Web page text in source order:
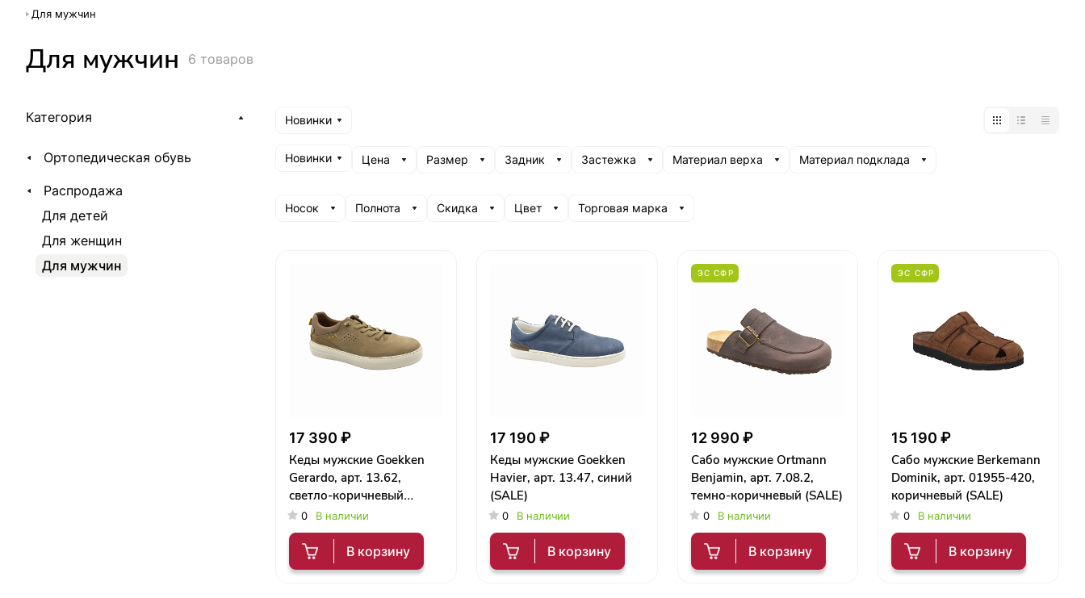
Для мужчин
Для мужчин 6 товаров
Новинки
Новинки Цена Размер Задник Застежка Материал верха Материал подклада
Носок Полнота Скидка Цвет Торговая марка
17 390 ₽
Кеды мужские Goekken
Gerardo, арт. 13.62,
светло-коричневый
(SALE)
0 В наличии
В корзину
17 190 ₽
Кеды мужские Goekken
Havier, арт. 13.47, синий
(SALE)
0 В наличии
В корзину
ЭС СФР
12 990 ₽
Сабо мужские Ortmann
Benjamin, арт. 7.08.2,
темно-коричневый (SALE)
0 В наличии
В корзину
ЭС СФР
15 190 ₽
Сабо мужские Berkemann
Dominik, арт. 01955-420,
коричневый (SALE)
0 В наличии
В корзину
Категория
Ортопедическая обувь
Распродажа
Для детей
Для женщин
Для мужчин